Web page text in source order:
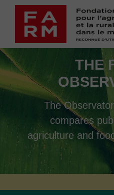
Skip
content
THE
The
compares
agriculture and